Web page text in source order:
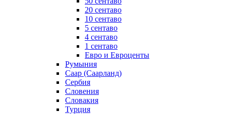
20 сентаво
10 сентаво
5 сентаво
4 сентаво
1 сентаво
Евро и Евроценты
Румыния
Саар (Саарланд)
Сербия
Словения
Словакия
Турция